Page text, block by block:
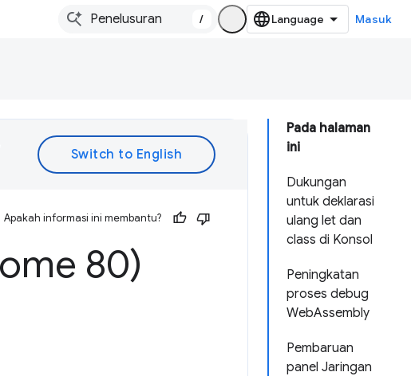
/ Masuk
Pada halaman
ini
Dukungan
untuk deklarasi
ulang let dan
class di Konsol
Peningkatan
proses debug
WebAssembly
Pembaruan
panel Jaringan
Apakah informasi ini membantu?
80)